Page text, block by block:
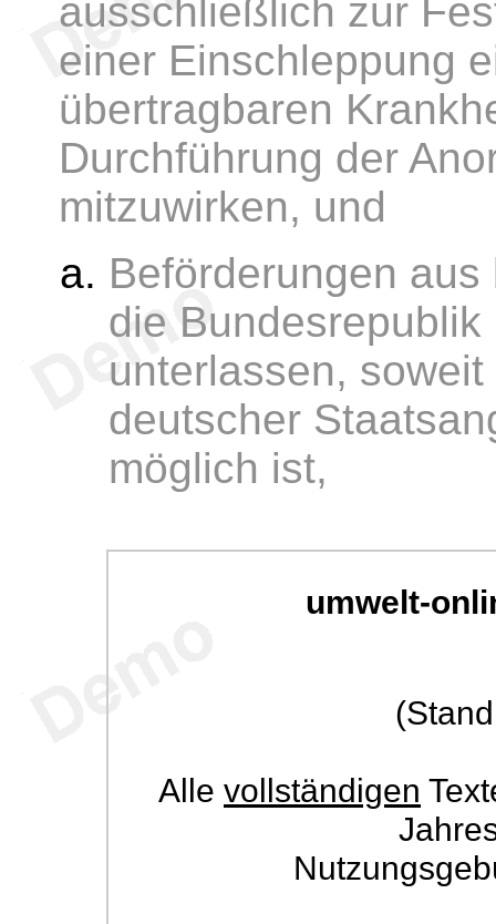
ausschließlich zur
einer Einschleppung
übertragbaren
Durchführung der
mitzuwirken, und
Beförderungen
die
unterlassen,
deutscher
möglich ist,
umwelt-
Alle vollständigen